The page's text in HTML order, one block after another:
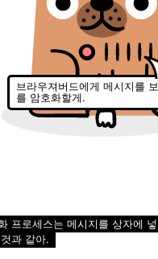
브라우져버드에게 메시지를
를 암호화할게.
프로세스는 메시지를 상자에
과 같아.